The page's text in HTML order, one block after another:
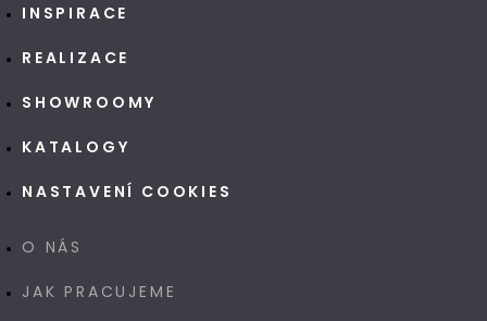
INSPIRACE
REALIZACE
SHOWROOMY
KATALOGY
NASTAVENÍ COOKIES
O NÁS
JAK PRACUJEME